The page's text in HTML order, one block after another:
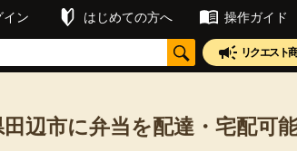
イン はじめての方へ 操作ガイド
リクエスト
辺市に弁当を配達・宅配可